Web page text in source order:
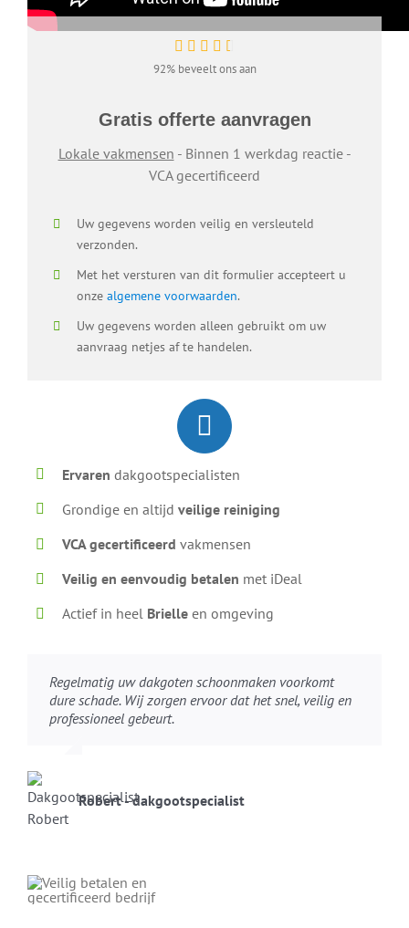
92% beveelt ons aan
Gratis offerte aanvragen
Lokale vakmensen - Binnen 1 werkdag reactie -
VCA gecertificeerd
Uw gegevens worden veilig en versleuteld
verzonden.
Met het versturen van dit formulier accepteert u
onze algemene voorwaarden.
Uw gegevens worden alleen gebruikt om uw
aanvraag netjes af te handelen.
Ervaren dakgootspecialisten
Grondige en altijdveilige reiniging
VCA gecertificeerdvakmensen
Veilig en eenvoudig betalen met iDeal
Actief in heel Brielle en omgeving
Regelmatig uw dakgoten schoonmaken voorkomt
dure schade. Wij zorgen ervoor dat het snel, veilig en
professioneel gebeurt.
Robert - dakgootspecialist